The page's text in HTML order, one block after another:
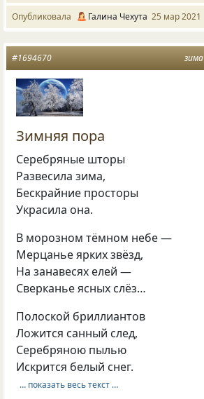
Опубликовала Галина Чехута 25 мар 2021
зима
#1694670
Зимняя пора
Серебряные шторы
Развесила зима,
Бескрайние просторы
Украсила она.
В морозном тёмном небе —
Мерцанье ярких звёзд,
На занавесях елей —
Сверканье ясных слёз…
Полоской бриллиантов
Ложится санный след,
Серебряною пылью
Искрится белый снег.
… показать весь текст …